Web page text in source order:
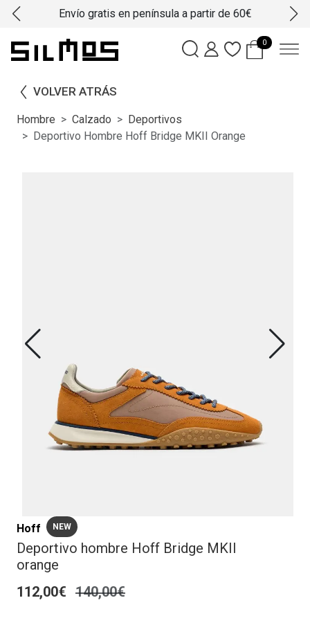
Envío gratis en península a partir de 60€
0
VOLVER ATRÁS
Hombre Calzado
Deportivos
Deportivo Hombre Hoff Bridge MKII Orange
Hoff NEW
Deportivo hombre Hoff Bridge MKII
orange
112,00€ 140,00€